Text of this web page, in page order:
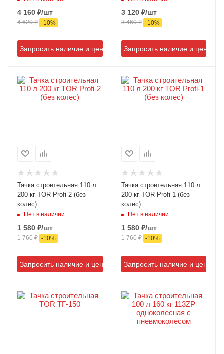
4 160 ₽/шт
4 620₽ -10%
Запросить наличие и цену
3 120₽/шт
3 460₽ -10%
Запросить наличие и цену
Тачка строительная 110 л
200 кг TOR Profi-2 (без
колес)
Нет в наличии
1 580 ₽/шт
1 760₽ -10%
Запросить наличие и цену
Тачка строительная 110 л
200 кг TOR Profi-1 (без
колес)
Нет в наличии
1 580₽/шт
1 760₽ -10%
Запросить наличие и цену